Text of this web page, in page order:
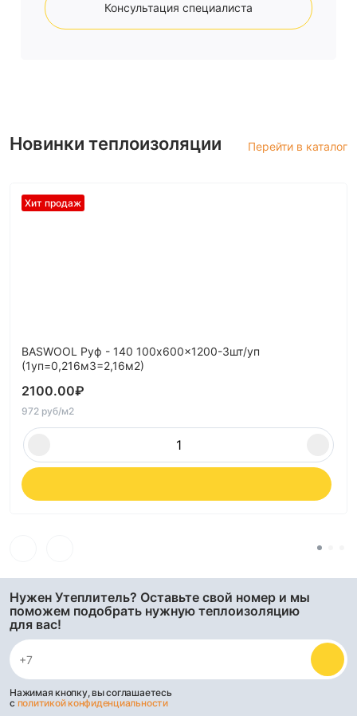
Консультация специалиста
Новинки теплоизоляции Перейти в каталог
Хит продаж
BASWOOL Руф - 140 100x600x1200-3шт/уп
(1уп=0,216м3=2,16м2)
2100.00₽
972 руб/м2
Нужен Утеплитель? Оставьте свой номер и мы
поможем подобрать нужную теплоизоляцию
для вас!
Нажимая кнопку, вы соглашаетесь
с политикой конфиденциальности